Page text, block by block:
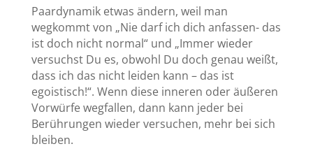
Paardynamik etwas ändern, weil man
wegkommt von „Nie darf ich dich anfassen- das
ist doch nicht normal“ und „Immer wieder
versuchst Du es, obwohl Du doch genau weißt,
dass ich das nicht leiden kann – das ist
egoistisch!“. Wenn diese inneren oder äußeren
Vorwürfe wegfallen, dann kann jeder bei
Berührungen wieder versuchen, mehr bei sich
bleiben.